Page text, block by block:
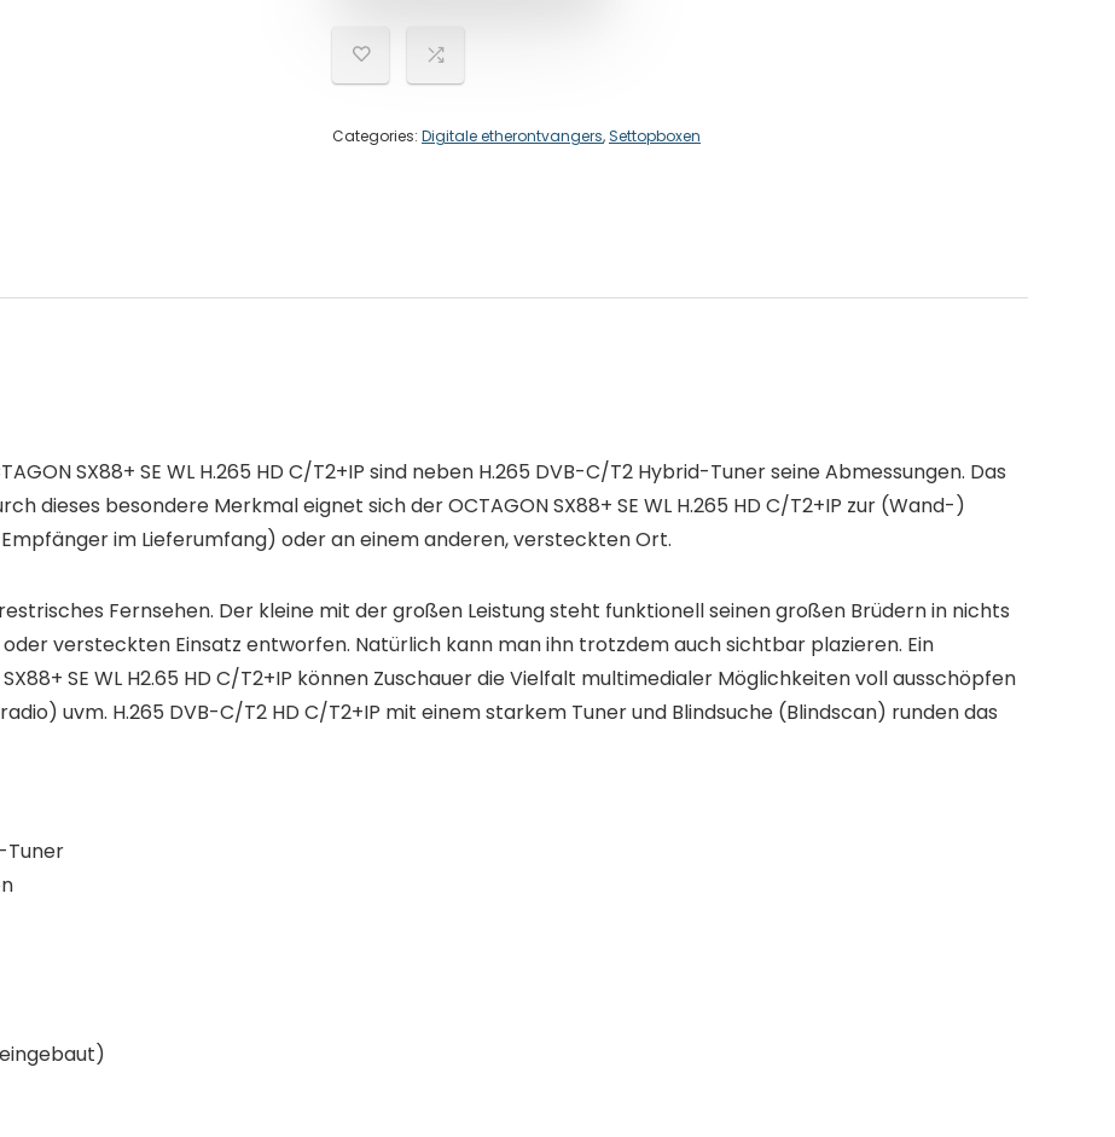
Categories: Digitale etherontvangers,Settopboxen
SX88+ SE WL H.265 HD C/T2+IP sind neben H.265 DVB-C/T2 Hybrid-Tuner seine Abmessungen. Das
dieses besondere Merkmal eignet sich der OCTAGON SX88+ SE WL H.265 HD C/T2+IP zur (Wand-)
im Lieferumfang) oder an einem anderen, versteckten Ort.
Fernsehen. Der kleine mit der großen Leistung steht funktionell seinen großen Brüdern in nichts
versteckten Einsatz entworfen. Natürlich kann man ihn trotzdem auch sichtbar plazieren. Ein
SE WL H2.65 HD C/T2+IP können Zuschauer die Vielfalt multimedialer Möglichkeiten voll ausschöpfen
uvm. H.265 DVB-C/T2 HD C/T2+IP mit einem starkem Tuner und Blindsuche (Blindscan) runden das
Tuner